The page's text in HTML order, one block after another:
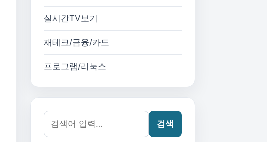
실시간TV보기
재테크/금융/카드
프로그램/리눅스
검색어:
검색